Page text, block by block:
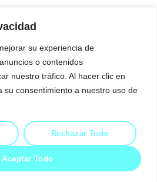
su experiencia de
o contenidos
nuestro tráfico. Al hacer clic en
su consentimiento a nuestro uso de
Rechazar Todo
Aceptar Todo
reservados Hilsenrath.es.